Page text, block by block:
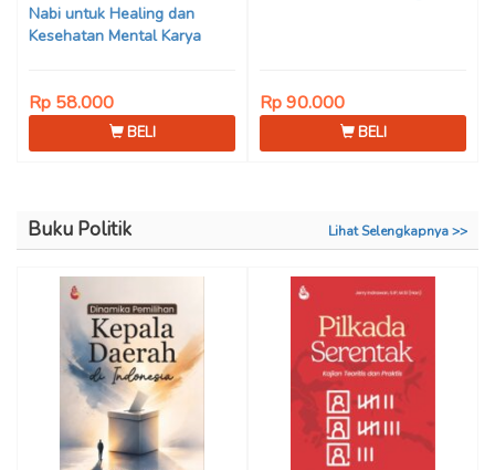
Nabi untuk Healing dan
Kesehatan Mental Karya
Saniyya Fadhila, Avanda
Chintya Cahyaning Putri, dan
Arjunedi
Rp 58.000
BELI
Rp 90.000
BELI
Buku Politik Lihat Selengkapnya >>